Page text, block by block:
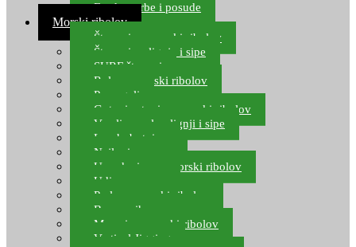
Feeder torbe i posude
Morski ribolov
Štapovi za morski ribolov
Štapovi za lignje i sipe
SURF štapovi
Role za morski ribolov
Parangali
Gotovi setovi za morski ribolov
Varalice za lov lignji i sipe
Lov hobotnice
Najloni za more
Upredenice za morski ribolov
Udice za more
Perle za morski ribolov
Brum prihrana za more
Mamci za morski ribolov
Vertical Jigging